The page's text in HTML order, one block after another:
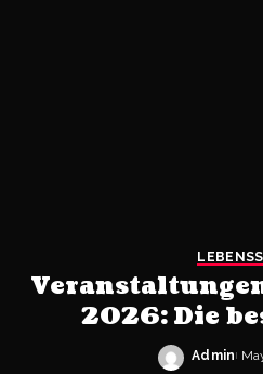
2026: Die
Posted
Admin